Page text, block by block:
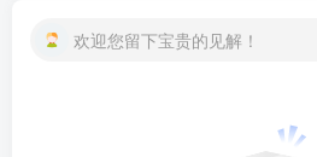
欢迎您留下宝贵的见解！